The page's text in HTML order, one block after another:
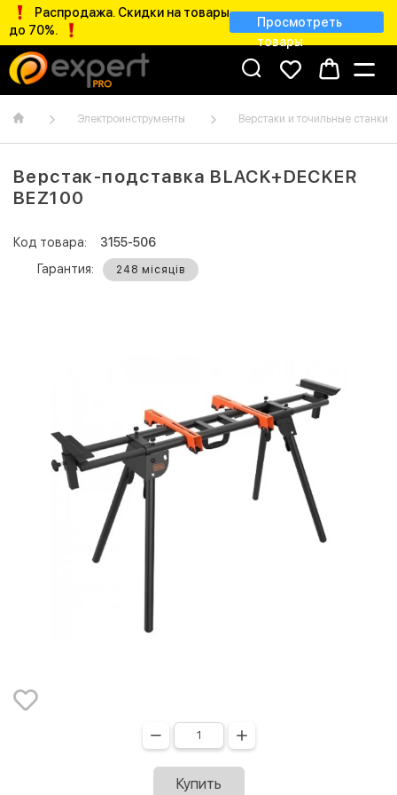
Распродажа. Скидки на товары
до 70%.
Просмотреть
товары
Электроинструменты Верстаки и точильные станки
Верстак-подставка BLACK+DECKER
BEZ100
Код товара:
3155-506
Гарантия:
248 місяців
Купить